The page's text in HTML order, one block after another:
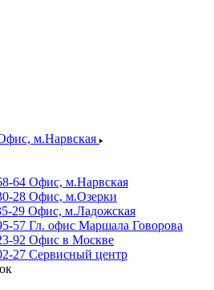
м.Нарвская
64 Офис, м.Нарвская
28 Офис, м.Озерки
29 Офис, м.Ладожская
57 Гл. офис Маршала Говорова
92 Офис в Москве
27 Сервисный центр